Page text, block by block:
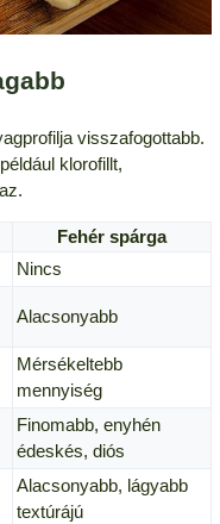
visszafogottabb.
klorofillt,
Fehér spárga
Nincs
Alacsonyabb
Mérsékeltebb
mennyiség
Finomabb, enyhén
édeskés, diós
Alacsonyabb, lágyabb
textúrájú